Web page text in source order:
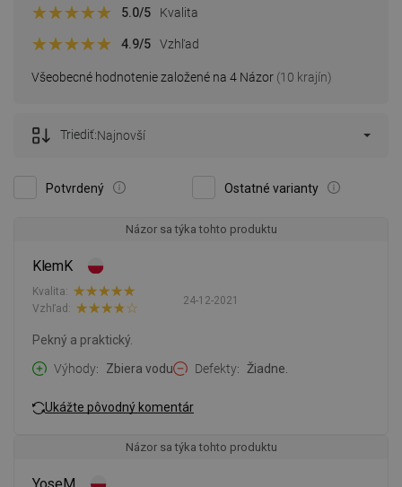
Všeobecné hodnotenie založené na 4 Názor (10 krajín)
5.0/5 Kvalita
4.9/5 Vzhľad
Potvrdený Ostatné varianty
Triediť:Najnovší
Názor sa týka tohto produktu
KlemK
24-12-2021
Kvalita:
Vzhľad:
Pekný a praktický.
Výhody
Zbiera vodu Defekty Žiadne.
Ukážte pôvodný komentár
Názor sa týka tohto produktu